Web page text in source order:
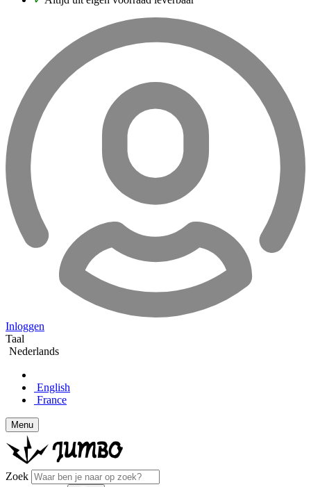
Inloggen
Taal
Nederlands
English
France
Menu
Zoek